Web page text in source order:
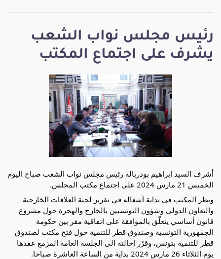
رئيس مجلس نواب الشعب
يشرف على اجتماع المكتب
أشرف السيد ابراهيم بودربالة رئيس مجلس نواب الشعب صباح اليوم
الخميس 21 مارس 2024 على اجتماع مكتب المجلس.
ونظر المكتب في بداية أشغاله في تقرير لجنة العلاقات الخارجية
والتعاون الدولي وشؤون التونسيين بالخارج والهجرة حول مشروع
قانون أساسي يتعلّق بالموافقة على اتفاقية مقر بين حكومة
الجمهورية التونسية وصندوق قطر للتنمية حول فتح مكتب لصندوق
قطر للتنمية بتونس، وقرّر إحالته الى الجلسة العامة المزمع عقدها
يوم الثلاثاء 26 مارس 2024 بداية من
الساعة العاشرة صباحا.